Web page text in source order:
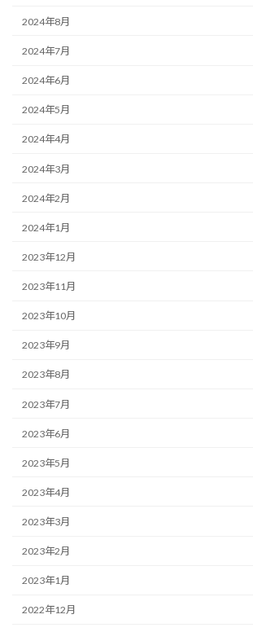
2024年8月
2024年7月
2024年6月
2024年5月
2024年4月
2024年3月
2024年2月
2024年1月
2023年12月
2023年11月
2023年10月
2023年9月
2023年8月
2023年7月
2023年6月
2023年5月
2023年4月
2023年3月
2023年2月
2023年1月
2022年12月